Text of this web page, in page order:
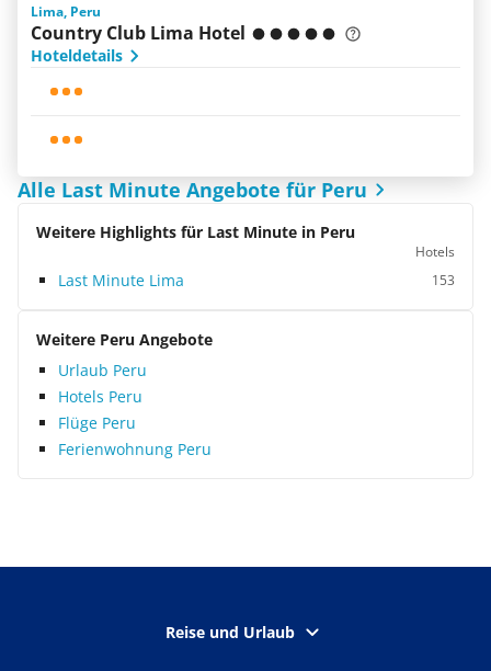
Lima, Peru
Country Club Lima Hotel
Hoteldetails
Alle Last Minute Angebote für Peru
Weitere Highlights für Last Minute in Peru
Hotels
Last Minute Lima 153
Weitere Peru Angebote
Urlaub Peru
Hotels Peru
Flüge Peru
Ferienwohnung Peru
Reise und Urlaub